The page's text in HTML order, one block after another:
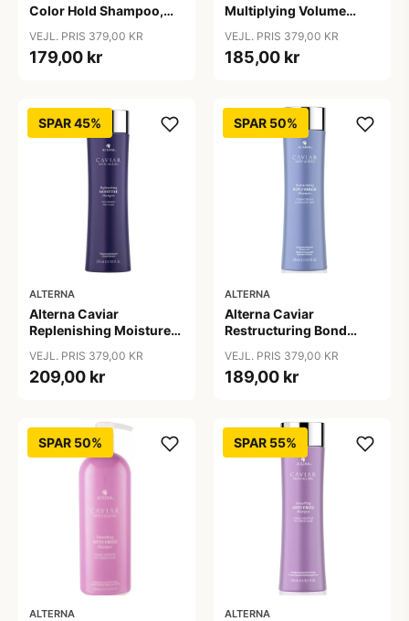
Color Hold Shampoo,
VEJL. PRIS 379,00 KR
179,00 kr
Multiplying Volume
VEJL. PRIS 379,00 KR
185,00 kr
SPAR 45%
ALTERNA
Alterna Caviar
Replenishing Moisture
VEJL. PRIS 379,00 KR
209,00 kr
SPAR 50%
ALTERNA
Alterna Caviar
Restructuring Bond
VEJL. PRIS 379,00 KR
189,00 kr
SPAR 50%
ALTERNA
SPAR 55%
ALTERNA